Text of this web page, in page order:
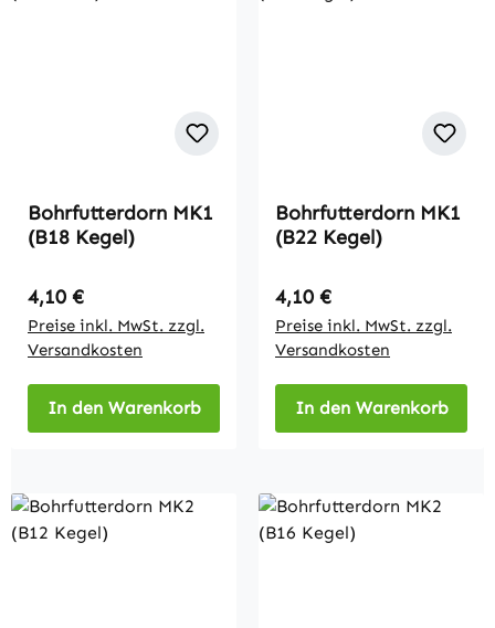
Bohrfutterdorn MK1
(B18 Kegel)
Regulärer Preis:
4,10 €
Preise inkl. MwSt. zzgl.
Versandkosten
In den Warenkorb
Bohrfutterdorn MK1
(B22 Kegel)
Regulärer Preis:
4,10 €
Preise inkl. MwSt. zzgl.
Versandkosten
In den Warenkorb